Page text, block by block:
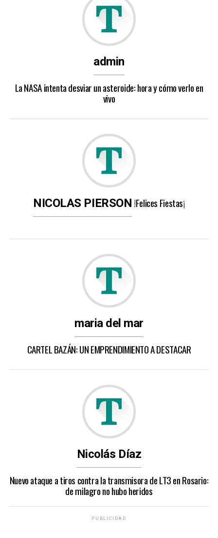
admin
La NASA intenta desviar un asteroide: hora y cómo verlo en
vivo
NICOLAS PIERSON !Felices Fiestas¡
maria del mar
CARTEL BAZÁN: UN EMPRENDIMIENTO A DESTACAR
Nicolás Díaz
Nuevo ataque a tiros contra la transmisora de LT3 en Rosario:
de milagro no hubo heridos
PUBLICIDAD